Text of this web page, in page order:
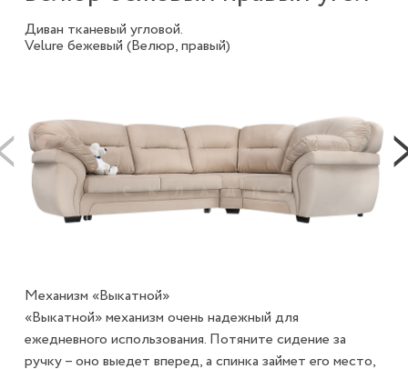
Диван тканевый угловой.
Velure бежевый (Велюр, правый)
Механизм «Выкатной»
«Выкатной» механизм очень надежный для
ежедневного использования. Потяните сидение за
ручку – оно выедет вперед, а спинка займет его место,